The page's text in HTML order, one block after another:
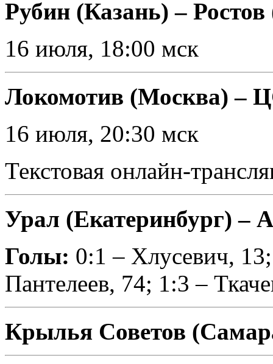
Рубин (Казань) –
16 июля, 18:00 мск
Локомотив (Москва) –
16 июля, 20:30 мск
Текстовая онлайн-
Урал (Екатеринбург) –
Голы: 0:1 – Хлусевич,
Пантелеев, 74; 1:3 –
Крылья Советов